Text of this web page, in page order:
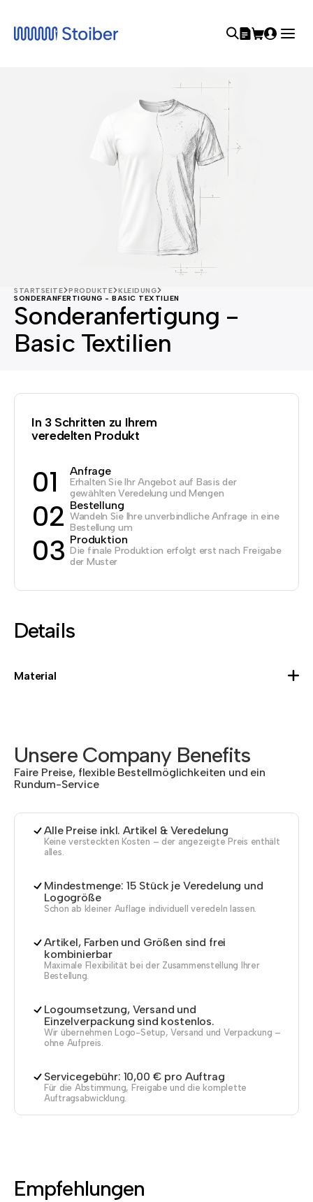
STARTSEITE PRODUKTE
KLEIDUNG
SONDERANFERTIGUNG - BASIC TEXTILIEN
Sonderanfertigung -
Basic Textilien
In 3 Schritten zu Ihrem
veredelten Produkt
01 Anfrage
Erhalten Sie Ihr Angebot auf Basis der
gewählten Veredelung und Mengen
02 Bestellung
Wandeln Sie Ihre unverbindliche Anfrage in eine
Bestellung um
03 Produktion
Die finale Produktion erfolgt erst nach Freigabe
der Muster
Details
Material
Unsere Company Benefits
Faire Preise, flexible Bestellmöglichkeiten und ein
Rundum-Service
Alle Preise inkl. Artikel & Veredelung
Keine versteckten Kosten – der angezeigte Preis enthält
alles.
Mindestmenge: 15 Stück je Veredelung und
Logogröße
Schon ab kleiner Auflage individuell veredeln lassen.
Artikel, Farben und Größen sind frei
kombinierbar
Maximale Flexibilität bei der Zusammenstellung Ihrer
Bestellung.
Logoumsetzung, Versand und
Einzelverpackung sind kostenlos.
Wir übernehmen Logo-Setup, Versand und Verpackung –
ohne Aufpreis.
Servicegebühr: 10,00 € pro Auftrag
Für die Abstimmung, Freigabe und die komplette
Auftragsabwicklung.
Empfehlungen